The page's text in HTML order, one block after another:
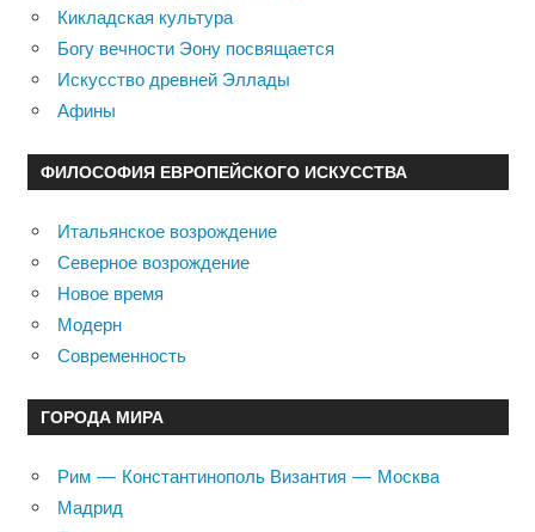
Кикладская культура
Богу вечности Эону посвящается
Искусство древней Эллады
Афины
ФИЛОСОФИЯ ЕВРОПЕЙСКОГО ИСКУССТВА
Итальянское возрождение
Северное возрождение
Новое время
Модерн
Современность
ГОРОДА МИРА
Рим — Константинополь Византия — Москва
Мадрид